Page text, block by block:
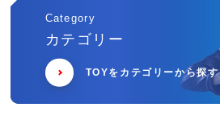
Category
カテゴリー
TOYをカテゴリーから探す